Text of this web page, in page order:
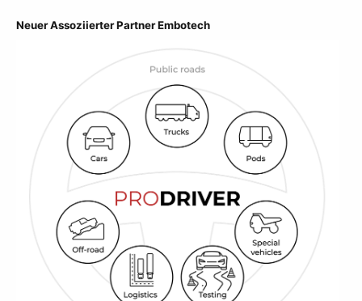
Neuer Assoziierter Partner Embotech